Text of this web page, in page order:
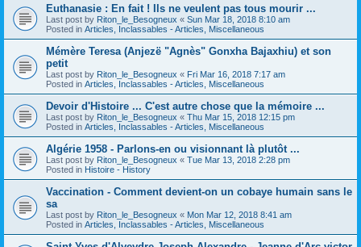
Euthanasie : En fait ! Ils ne veulent pas tous mourir ...
Last post by Riton_le_Besogneux « Sun Mar 18, 2018 8:10 am
Posted in Articles, Inclassables - Articles, Miscellaneous
Mémère Teresa (Anjezë "Agnès" Gonxha Bajaxhiu) et son
petit
Last post by Riton_le_Besogneux « Fri Mar 16, 2018 7:17 am
Posted in Articles, Inclassables - Articles, Miscellaneous
Devoir d'Histoire ... C'est autre chose que la mémoire ...
Last post by Riton_le_Besogneux « Thu Mar 15, 2018 12:15 pm
Posted in Articles, Inclassables - Articles, Miscellaneous
Algérie 1958 - Parlons-en ou visionnant là plutôt ...
Last post by Riton_le_Besogneux « Tue Mar 13, 2018 2:28 pm
Posted in Histoire - History
Vaccination - Comment devient-on un cobaye humain sans le
sa
Last post by Riton_le_Besogneux « Mon Mar 12, 2018 8:41 am
Posted in Articles, Inclassables - Articles, Miscellaneous